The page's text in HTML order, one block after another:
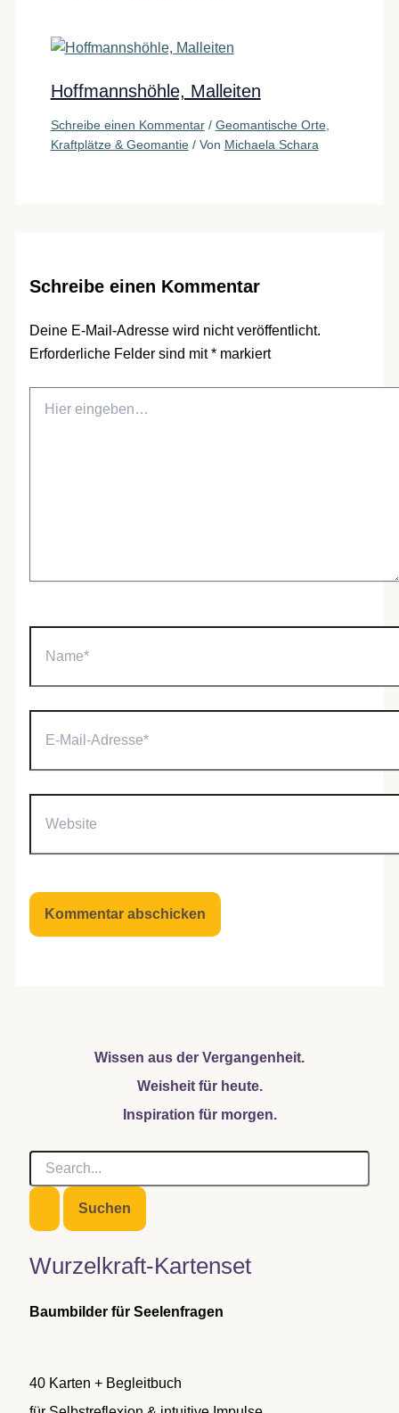
Hoffmannshöhle, Malleiten
Schreibe einen Kommentar / Geomantische Orte,
Kraftplätze & Geomantie/ Von Michaela Schara
Schreibe einen Kommentar
Deine E-Mail-Adresse wird nicht veröffentlicht.
Erforderliche Felder sind mit*markiert
eingeben…
Mail-
Wissen aus der Vergangenheit.
Weisheit für heute.
Inspiration für morgen.
S
c
e
n
h
Wurzelkraft-Kartenset
Baumbilder für Seelenfragen
40 Karten + Begleitbuch